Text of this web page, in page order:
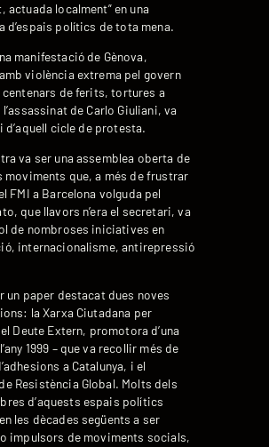
actuada localment” en una
d’espais polítics de tota mena.
manifestació de Gènova,
violència extrema pel govern
de ferits, tortures a
de Carlo Giuliani, va
d’aquell cicle de protesta.
va ser una assemblea oberta de
moviments que, a més de frustrar
FMI a Barcelona volguda pel
que llavors n’era el secretari, va
de nombroses iniciatives en
internacionalisme, antirepressió
un paper destacat dues noves
la Xarxa Ciutadana per
Deute Extern, promotora d’una
1999 – que va recollir més de
a Catalunya, i el
Resistència Global. Molts dels
d’aquests espais polítics
les dècades següents a ser
impulsors de moviments socials,